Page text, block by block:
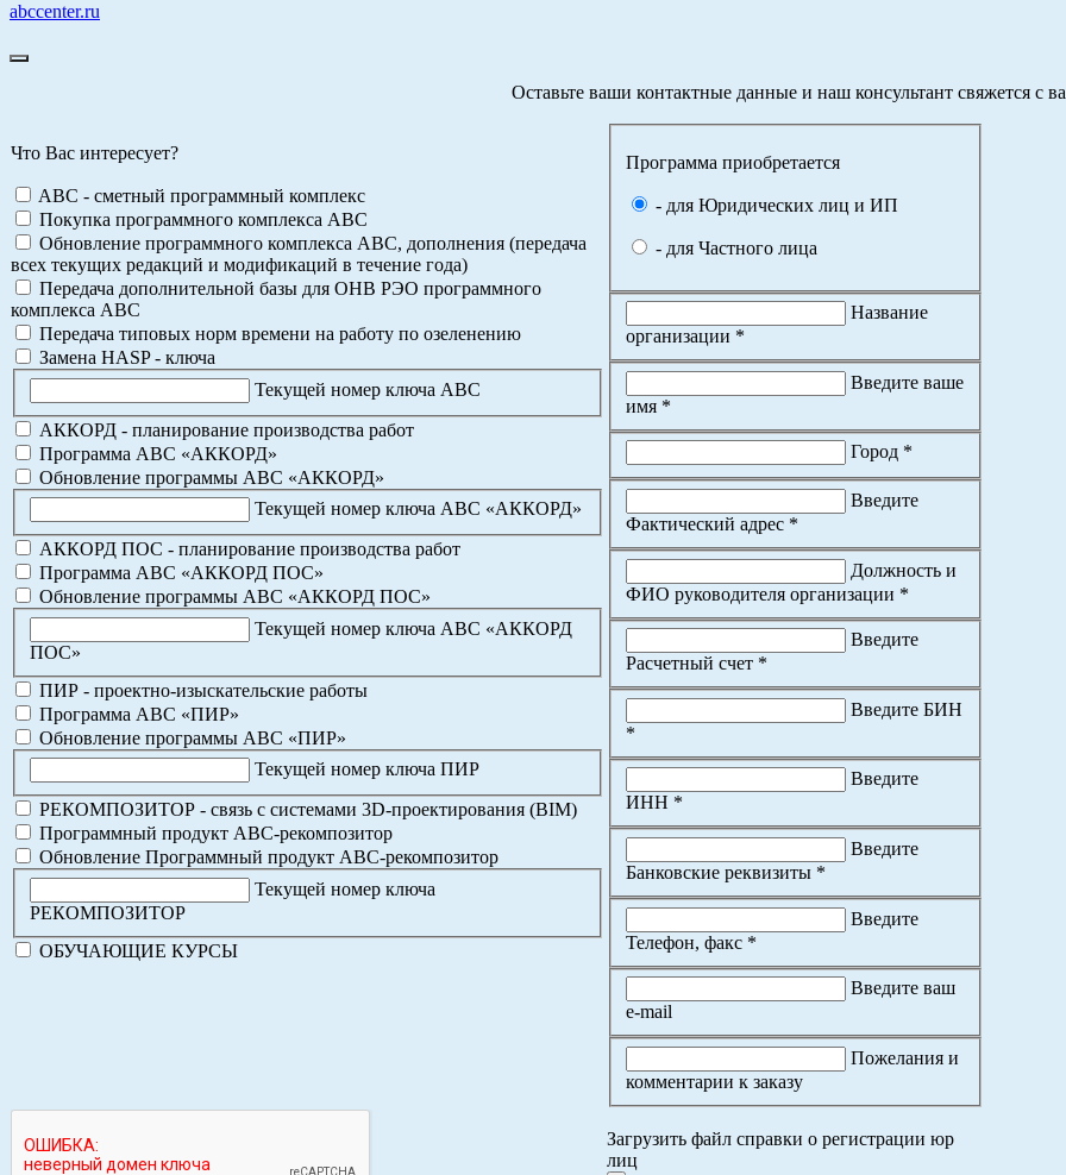
abccenter.ru
Оставьте ваши контактные данные и наш консультант свяжется с
Что Вас интересует?
ABC - сметный программный комплекс
Покупка программного комплекса АВС
Обновление программного комплекса АВС, дополнения (передача
всех текущих редакций и модификаций в течение года)
Передача дополнительной базы для ОНВ РЭО программного
комплекса АВС
Передача типовых норм времени на работу по озеленению
Замена HASP - ключа
Текущей номер ключа АВС
АККОРД - планирование производства работ
Программа АВС «АККОРД»
Обновление программы АВС «АККОРД»
Текущей номер ключа АВС «АККОРД»
АККОРД ПОС - планирование производства работ
Программа АВС «АККОРД ПОС»
Обновление программы АВС «АККОРД ПОС»
Текущей номер ключа АВС «АККОРД
ПОС»
ПИР - проектно-изыскательские работы
Программа АВС «ПИР»
Обновление программы АВС «ПИР»
Текущей номер ключа ПИР
РЕКОМПОЗИТОР - связь с системами 3D-проектирования (BIM)
Программный продукт АВС-рекомпозитор
Обновление Программный продукт АВС-рекомпозитор
Текущей номер ключа
РЕКОМПОЗИТОР
ОБУЧАЮЩИЕ КУРСЫ
Программа приобретается
- для Юридических лиц и ИП
- для Частного лица
Название
организации *
Введите ваше
имя *
Город *
Введите
Фактический адрес *
Должность и
ФИО руководителя организации *
Введите
Расчетный счет *
Введите БИН
*
Введите
ИНН *
Введите
Банковские реквизиты *
Введите
Телефон, факс *
Введите ваш
e-mail
Пожелания и
комментарии к заказу
Загрузить файл справки о регистрации юр
лиц